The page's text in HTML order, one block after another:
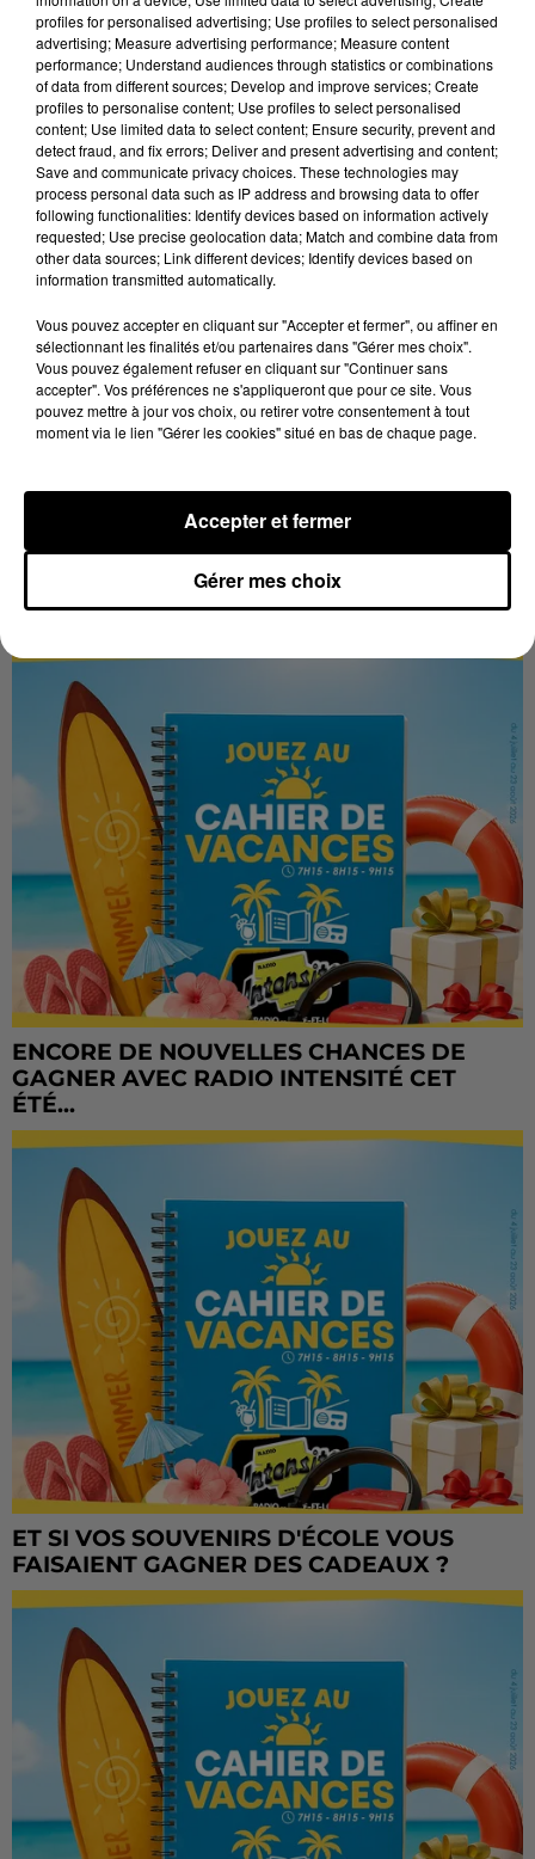
À quelques semaines de la première édition de
Stars'Terre, organisée du 18 au 20 septembre 2026 au
Château de Courtalain, Philippe Palmieri, président...
LES JEUX Voir plus
LES VACANCES PASSENT VITE... LES
CADEAUX AUSSI SUR INTENSITÉ !...
ENCORE DE NOUVELLES CHANCES DE
GAGNER AVEC RADIO INTENSITÉ CET
ÉTÉ...
ET SI VOS SOUVENIRS D'ÉCOLE VOUS
FAISAIENT GAGNER DES CADEAUX ?
profiles for personalised advertising; Use profiles to select personalised
advertising; Measure advertising performance; Measure content
performance; Understand audiences through statistics or combinations
of data from different sources; Develop and improve services; Create
profiles to personalise content; Use profiles to select personalised
content; Use limited data to select content; Ensure security, prevent and
detect fraud, and fix errors; Deliver and present advertising and content;
Save and communicate privacy choices. These technologies may
process personal data such as IP address and browsing data to offer
following functionalities: Identify devices based on information actively
requested; Use precise geolocation data; Match and combine data from
other data sources; Link different devices; Identify devices based on
information transmitted automatically.
Vous pouvez accepter en cliquant sur "Accepter et fermer", ou affiner en
sélectionnant les finalités et/ou partenaires dans "Gérer mes choix".
Vous pouvez également refuser en cliquant sur "Continuer sans
accepter". Vos préférences ne s'appliqueront que pour ce site. Vous
pouvez mettre à jour vos choix, ou retirer votre consentement à tout
moment via le lien "Gérer les cookies" situé en bas de chaque page.
Gérer mes choix
Accepter et fermer